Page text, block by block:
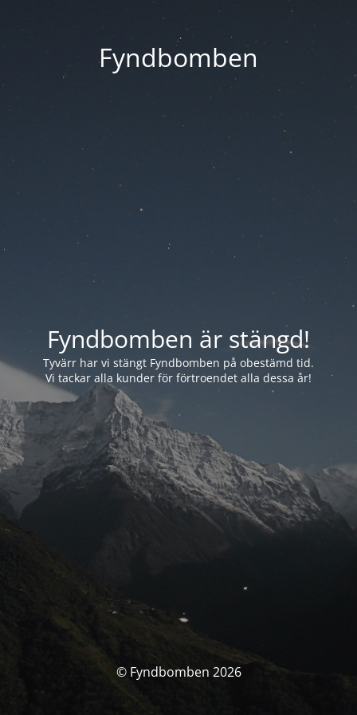
Fyndbomben
Fyndbomben är stängd!
Tyvärr har vi stängt Fyndbomben på obestämd tid.
Vi tackar alla kunder för förtroendet alla dessa år!
© Fyndbomben 2026